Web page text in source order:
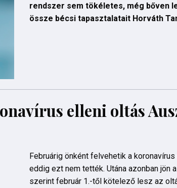
rendszer sem tökéletes, még bőven
össze bécsi tapasztalatait Horváth
elleni oltás
Februárig önként felvehetik a
eddig ezt nem tették. Utána azonban jön
szerint február 1.-től kötelező lesz az